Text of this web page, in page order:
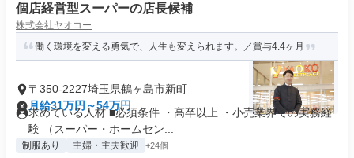
個店経営型スーパーの店長候補
株式会社ヤオコー
働く環境を変える勇気で、人生も変えられます。／賞与4.4ヶ月
〒350-2227埼玉県鶴ヶ島市新町
月給31万円～54万円
求めている人材 ■必須条件 ・高卒以上 ・小売業界での実務経
験 （スーパー・ホームセン...
制服あり 主婦・主夫歓迎 +24個